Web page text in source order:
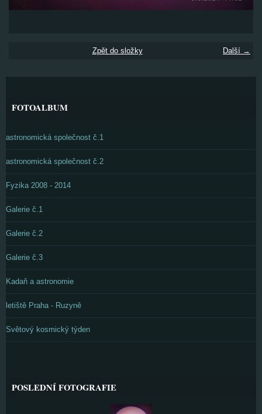
Další →
Zpět do složky
FOTOALBUM
astronomická společnost č.1
astronomická společnost č.2
Fyzika 2008 - 2014
Galerie č.1
Galerie č.2
Galerie č.3
Kadaň a astronomie
letiště Praha - Ruzyně
Světový kosmický týden
POSLEDNÍ FOTOGRAFIE